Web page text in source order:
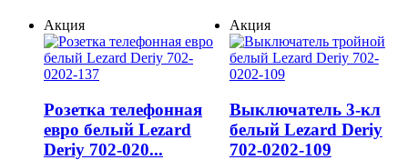
Акция
Розетка телефонная
евро белый Lezard
Deriy 702-020...
Акция
Выключатель 3-кл
белый Lezard Deriy
702-0202-109